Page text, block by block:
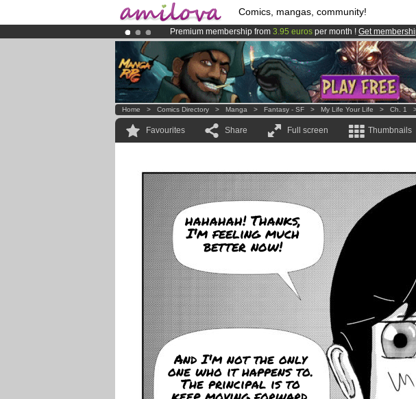
Comics, mangas, community!
Premium membership from 3.95 euros per month ! Get
AmilovaKickstarter is now LIVE!.
Already 100000 membersand 1000 comics & mangas!.
Home > Comics Directory > Manga > Fantasy - SF > My Life Your Life > Ch. 1
Favourites Share Full screen Thumbnails
hahahah! Thanks,
I'm feeling much
better now!
And I'm not the only
one who it happens to.
The principal is to